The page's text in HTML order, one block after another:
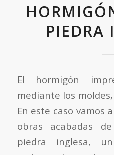
PIEDRA
El hormigón
mediante los
En este caso vamos
obras acabadas
piedra inglesa,